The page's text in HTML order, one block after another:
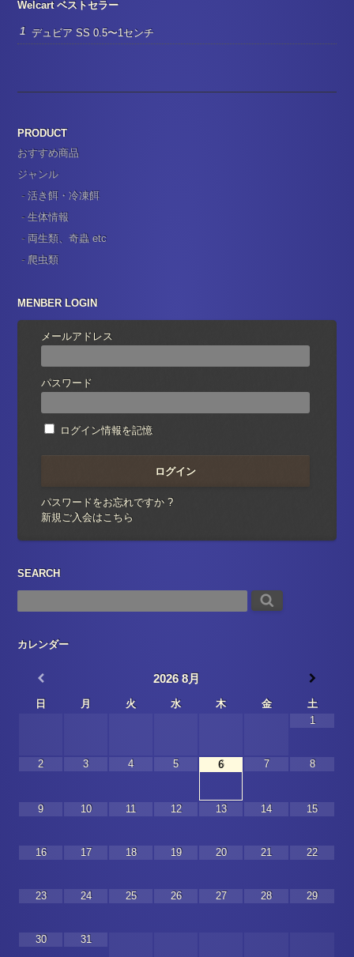
Welcart ベストセラー
デュビア SS 0.5〜1センチ
PRODUCT
おすすめ商品
ジャンル
活き餌・冷凍餌
生体情報
両生類、奇蟲 etc
爬虫類
MENBER LOGIN
メールアドレス
パスワード
ログイン情報を記憶
パスワードをお忘れですか ?
新規ご入会はこちら
SEARCH
カレンダー
2026 8月
日 月 火 水 木 金
土
1
2 3 4 5 6 7 8
9 10 11 12 13 14 15
16 17 18 19 20 21 22
23 24 25 26 27 28 29
30 31